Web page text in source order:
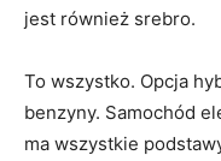
jest również srebro.
To wszystko. Opcja
benzyny. Samochód
ma wszystkie